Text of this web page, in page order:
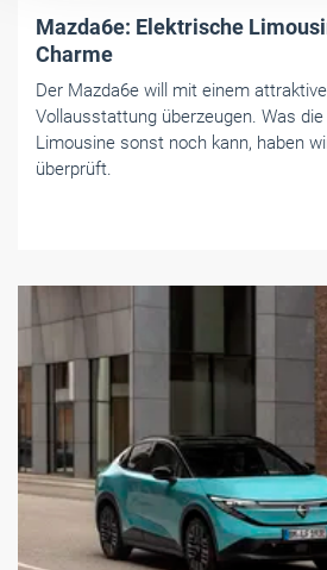
Mazda6e: Elektrische
Charme
Der Mazda6e will mit einem
Vollausstattung überzeugen. Was
Limousine sonst noch kann, haben
überprüft.